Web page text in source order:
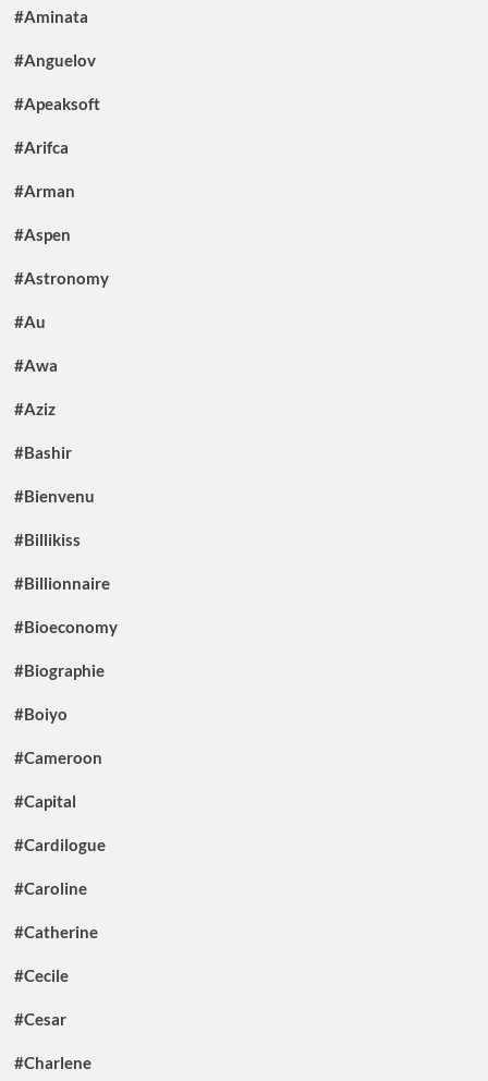
#Aminata
#Anguelov
#Apeaksoft
#Arifca
#Arman
#Aspen
#Astronomy
#Au
#Awa
#Aziz
#Bashir
#Bienvenu
#Billikiss
#Billionnaire
#Bioeconomy
#Biographie
#Boiyo
#Cameroon
#Capital
#Cardilogue
#Caroline
#Catherine
#Cecile
#Cesar
#Charlene